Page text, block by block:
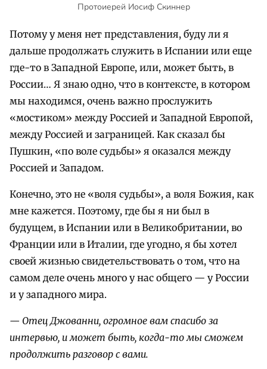
Протоиерей Иосиф Скиннер
Потому у меня нет представления, буду ли я
дальше продолжать служить в Испании или еще
где-то в Западной Европе, или, может быть, в
России… Я знаю одно, что в контексте, в котором
мы находимся, очень важно прослужить
«мостиком» между Россией и Западной Европой,
между Россией и заграницей. Как сказал бы
Пушкин, «по воле судьбы» я оказался между
Россией и Западом.
Конечно, это не «воля судьбы», а воля Божия, как
мне кажется. Поэтому, где бы я ни был в
будущем, в Испании или в Великобритании, во
Франции или в Италии, где угодно, я бы хотел
своей жизнью свидетельствовать о том, что на
самом деле очень много у нас общего — у России
и у западного мира.
— Отец Джованни, огромное вам спасибо за
интервью, и может быть, когда-то мы сможем
продолжить разговор с вами.